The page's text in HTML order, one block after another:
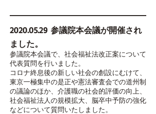
2020.05.29 参議院本会議が開催され
ました。
参議院本会議で、社会福祉法改正案について
代表質問を行いました。
コロナ終息後の新しい社会の創設にむけて、
東京一極集中の是正や憲法審査会での道州制
の議論のほか、介護職の社会的評価の向上、
社会福祉法人の規模拡大、脳卒中予防の強化
などについて質問いたしました。